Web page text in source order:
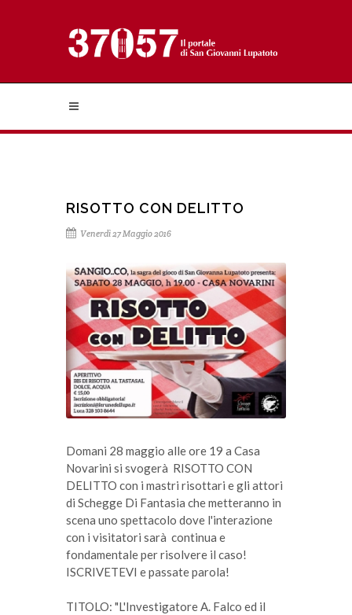
RISOTTO CON DELITTO
Venerdì 27 Maggio 2016
Domani 28 maggio alle ore 19 a Casa
Novarini si svogerà RISOTTO CON
DELITTO con i mastri risottari e gli attori
di Schegge Di Fantasia che metteranno in
scena uno spettacolo dove l'interazione
con i visitatori sarà continua e
fondamentale per risolvere il caso!
ISCRIVETEVI e passate parola!
TITOLO: "L'Investigatore A. Falco ed il